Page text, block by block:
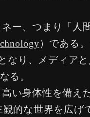
ー、つまり「人
）である
なり、メディア
る。
い身体性を備え
的な世界を広げ